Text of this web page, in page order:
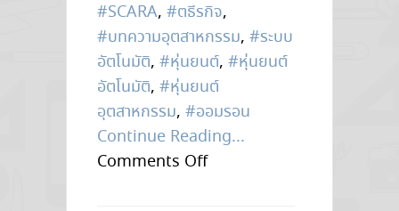
#SCARA, #ตธีรกิจ,
#บทความอุตสาหกรรม, #ระบบ
อัตโนมัติ, #หุ่นยนต์, #หุ่นยนต์
อัตโนมัติ, #หุ่นยนต์
อุตสาหกรรม, #ออมรอน
Continue Reading...
Comments Offon